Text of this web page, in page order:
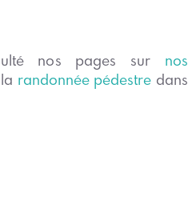
nos pages sur nos
randonnée pédestre dans